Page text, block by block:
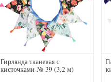
Гирлянда тканевая с
кисточками № 39 (3,2 м)